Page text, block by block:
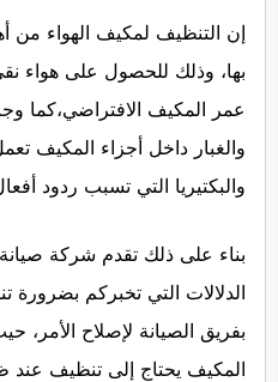
إن التنظيف لمكيف الهواء من
بها، وذلك للحصول على هواء
عمر المكيف الافتراضي،كما
والغبار داخل أجزاء المكيف
والبكتيريا التي تسبب ردود
بناء على ذلك تقدم شركة
الدلالات التي تخبركم بضرورة
بفريق الصيانة لإصلاح الأمر،
المكيف يحتاج إلى تنظيف عند